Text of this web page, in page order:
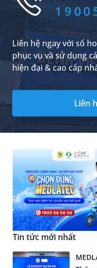
Liên hệ ngay với số
phục vụ và sử dụng
hiện đại & cao cấp
Liên
Tin tức mới nhất